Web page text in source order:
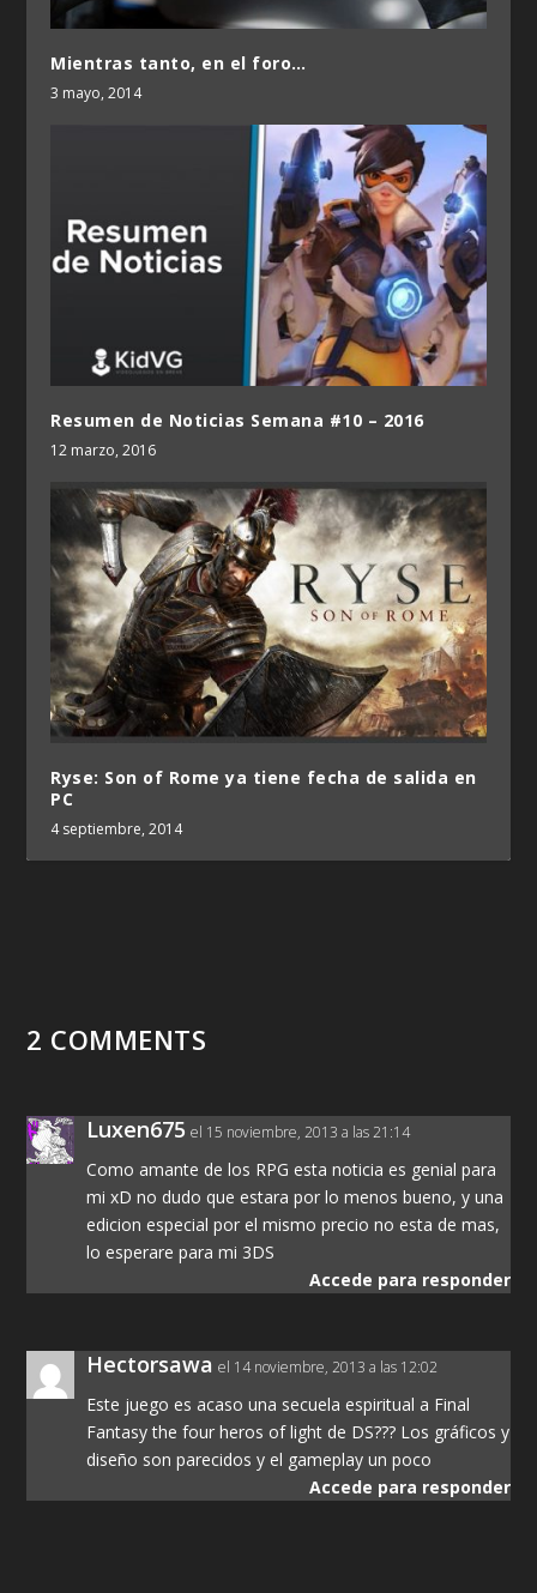
Mientras tanto, en el foro…
3 mayo, 2014
Resumen de Noticias Semana #10 – 2016
12 marzo, 2016
Ryse: Son of Rome ya tiene fecha de salida en
PC
4 septiembre, 2014
2 COMMENTS
Luxen675 el 15 noviembre, 2013 a las 21:14
Como amante de los RPG esta noticia es genial para
mi xD no dudo que estara por lo menos bueno, y una
edicion especial por el mismo precio no esta de mas,
lo esperare para mi 3DS
Accede para responder
Hectorsawa el 14 noviembre, 2013 a las 12:02
Este juego es acaso una secuela espiritual a Final
Fantasy the four heros of light de DS??? Los gráficos y
diseño son parecidos y el gameplay un poco
Accede para responder